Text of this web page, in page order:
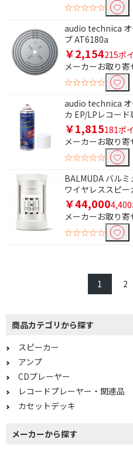
☆☆☆☆☆
audio technica オ
プ AT6180a
￥2,154215ポ
メーカーお取り寄
☆☆☆☆☆
audio technica オ
カ EP/LPレコー
￥1,815181ポ
メーカーお取り寄
☆☆☆☆☆
BALMUDA バル
ワイヤレススピ
￥44,000
メーカーお取り寄
☆☆☆☆☆
1 2
商品カテゴリから探す
スピーカー
アンプ
CDプレーヤー
レコードプレーヤー・関連品
カセットデッキ
メーカーから探す
オートスタンバイで
オートスタンバイ非対
応